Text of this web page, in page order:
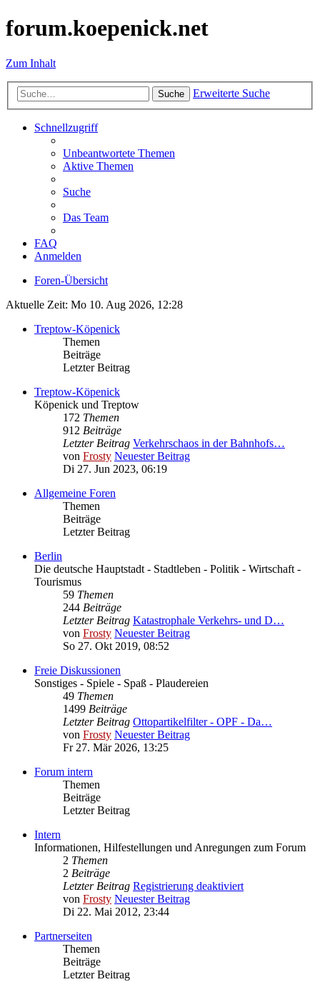
forum.koepenick.net
Zum Inhalt
Suche Erweiterte Suche
Schnellzugriff
Unbeantwortete Themen
Aktive Themen
Suche
Das Team
FAQ
Anmelden
Foren-Übersicht
Aktuelle Zeit: Mo 10. Aug 2026, 12:28
Treptow-Köpenick
Themen
Beiträge
Letzter Beitrag
Treptow-Köpenick
Köpenick und Treptow
172 Themen
912 Beiträge
Letzter Beitrag Verkehrschaos in der Bahnhofs…
von Frosty Neuester Beitrag
Di 27. Jun 2023, 06:19
Allgemeine Foren
Themen
Beiträge
Letzter Beitrag
Berlin
Die deutsche Hauptstadt - Stadtleben - Politik - Wirtschaft -
Tourismus
59 Themen
244 Beiträge
Letzter Beitrag Katastrophale Verkehrs- und D…
von Frosty Neuester Beitrag
So 27. Okt 2019, 08:52
Freie Diskussionen
Sonstiges - Spiele - Spaß - Plaudereien
49 Themen
1499 Beiträge
Letzter Beitrag Ottopartikelfilter - OPF - Da…
von Frosty Neuester Beitrag
Fr 27. Mär 2026, 13:25
Forum intern
Themen
Beiträge
Letzter Beitrag
Intern
Informationen, Hilfestellungen und Anregungen zum Forum
2 Themen
2 Beiträge
Letzter Beitrag Registrierung deaktiviert
von Frosty Neuester Beitrag
Di 22. Mai 2012, 23:44
Partnerseiten
Themen
Beiträge
Letzter Beitrag